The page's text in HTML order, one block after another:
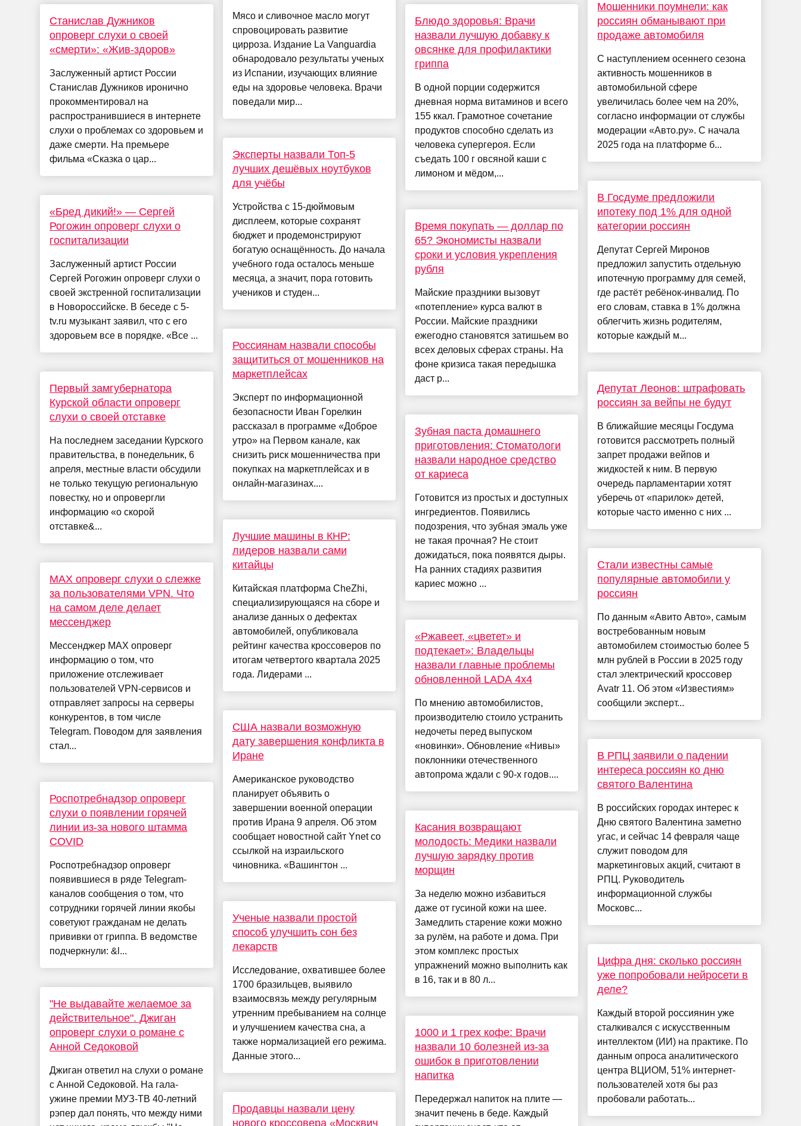
Станислав Дужников
опроверг слухи о своей
«смерти»: «Жив-здоров»
Заслуженный артист России
Станислав Дужников иронично
прокомментировал на
распространившиеся в интернете
слухи о проблемах со здоровьем и
даже смерти. На премьере
фильма «Сказка о цар...
«Бред дикий!» — Сергей
Рогожин опроверг слухи о
госпитализации
Заслуженный артист России
Сергей Рогожин опроверг слухи о
своей экстренной госпитализации
в Новороссийске. В беседе с 5-
tv.ru музыкант заявил, что с его
здоровьем все в порядке. «Все ...
Первый замгубернатора
Курской области опроверг
слухи о своей отставке
На последнем заседании Курского
правительства, в понедельник, 6
апреля, местные власти обсудили
не только текущую региональную
повестку, но и опровергли
информацию «о скорой
отставке&...
MAX опроверг слухи о слежке
за пользователями VPN. Что
на самом деле делает
мессенджер
Мессенджер MAX опроверг
информацию о том, что
приложение отслеживает
пользователей VPN-сервисов и
отправляет запросы на серверы
конкурентов, в том числе
Telegram. Поводом для заявления
стал...
Роспотребнадзор опроверг
слухи о появлении горячей
линии из-за нового штамма
COVID
Роспотребнадзор опроверг
появившиеся в ряде Telegram-
каналов сообщения о том, что
сотрудники горячей линии якобы
советуют гражданам не делать
прививки от гриппа. В ведомстве
подчеркнули: &l...
"Не выдавайте желаемое за
действительное". Джиган
опроверг слухи о романе с
Анной Седоковой
Джиган ответил на слухи о романе
с Анной Седоковой. На гала-
ужине премии МУЗ-ТВ 40-летний
рэпер дал понять, что между ними
Мясо и сливочное масло могут
спровоцировать развитие
цирроза. Издание La Vanguardia
обнародовало результаты ученых
из Испании, изучающих влияние
еды на здоровье человека. Врачи
поведали мир...
Эксперты назвали Топ-5
лучших дешёвых ноутбуков
для учёбы
Устройства с 15-дюймовым
дисплеем, которые сохранят
бюджет и продемонстрируют
богатую оснащённость. До начала
учебного года осталось меньше
месяца, а значит, пора готовить
учеников и студен...
Россиянам назвали способы
защититься от мошенников на
маркетплейсах
Эксперт по информационной
безопасности Иван Горелкин
рассказал в программе «Доброе
утро» на Первом канале, как
снизить риск мошенничества при
покупках на маркетплейсах и в
онлайн-магазинах....
Лучшие машины в КНР:
лидеров назвали сами
китайцы
Китайская платформа CheZhi,
специализирующаяся на сборе и
анализе данных о дефектах
автомобилей, опубликовала
рейтинг качества кроссоверов по
итогам четвертого квартала 2025
года. Лидерами ...
США назвали возможную
дату завершения конфликта в
Иране
Американское руководство
планирует объявить о
завершении военной операции
против Ирана 9 апреля. Об этом
сообщает новостной сайт Ynet со
ссылкой на израильского
чиновника. «Вашингтон ...
Ученые назвали простой
способ улучшить сон без
лекарств
Исследование, охватившее более
1700 бразильцев, выявило
взаимосвязь между регулярным
утренним пребыванием на солнце
и улучшением качества сна, а
также нормализацией его режима.
Данные этого...
Продавцы назвали цену
нового кроссовера «Москвич
Блюдо здоровья: Врачи
назвали лучшую добавку к
овсянке для профилактики
гриппа
В одной порции содержится
дневная норма витаминов и всего
155 ккал. Грамотное сочетание
продуктов способно сделать из
человека супергероя. Если
съедать 100 г овсяной каши с
лимоном и мёдом,...
Время покупать — доллар по
65? Экономисты назвали
сроки и условия укрепления
рубля
Майские праздники вызовут
«потепление» курса валют в
России. Майские праздники
ежегодно становятся затишьем во
всех деловых сферах страны. На
фоне кризиса такая передышка
даст р...
Зубная паста домашнего
приготовления: Стоматологи
назвали народное средство
от кариеса
Готовится из простых и доступных
ингредиентов. Появились
подозрения, что зубная эмаль уже
не такая прочная? Не стоит
дожидаться, пока появятся дыры.
На ранних стадиях развития
кариес можно ...
«Ржавеет, «цветет» и
подтекает»: Владельцы
назвали главные проблемы
обновленной LADA 4x4
По мнению автомобилистов,
производителю стоило устранить
недочеты перед выпуском
«новинки». Обновление «Нивы»
поклонники отечественного
автопрома ждали с 90-х годов....
Касания возвращают
молодость: Медики назвали
лучшую зарядку против
морщин
За неделю можно избавиться
даже от гусиной кожи на шее.
Замедлить старение кожи можно
за рулём, на работе и дома. При
этом комплекс простых
упражнений можно выполнить как
в 16, так и в 80 л...
1000 и 1 грех кофе: Врачи
назвали 10 болезней из-за
ошибок в приготовлении
напитка
Передержал напиток на плите —
значит печень в беде. Каждый
Мошенники поумнели: как
россиян обманывают при
продаже автомобиля
С наступлением осеннего сезона
активность мошенников в
автомобильной сфере
увеличилась более чем на 20%,
согласно информации от службы
модерации «Авто.ру». С начала
2025 года на платформе б...
В Госдуме предложили
ипотеку под 1% для одной
категории россиян
Депутат Сергей Миронов
предложил запустить отдельную
ипотечную программу для семей,
где растёт ребёнок-инвалид. По
его словам, ставка в 1% должна
облегчить жизнь родителям,
которые каждый м...
Депутат Леонов: штрафовать
россиян за вейпы не будут
В ближайшие месяцы Госдума
готовится рассмотреть полный
запрет продажи вейпов и
жидкостей к ним. В первую
очередь парламентарии хотят
уберечь от «парилок» детей,
которые часто именно с них ...
Стали известны самые
популярные автомобили у
россиян
По данным «Авито Авто», самым
востребованным новым
автомобилем стоимостью более 5
млн рублей в России в 2025 году
стал электрический кроссовер
Avatr 11. Об этом «Известиям»
сообщили эксперт...
В РПЦ заявили о падении
интереса россиян ко дню
святого Валентина
В российских городах интерес к
Дню святого Валентина заметно
угас, и сейчас 14 февраля чаще
служит поводом для
маркетинговых акций, считают в
РПЦ. Руководитель
информационной службы
Московс...
Цифра дня: сколько россиян
уже попробовали нейросети в
деле?
Каждый второй россиянин уже
сталкивался с искусственным
интеллектом (ИИ) на практике. По
данным опроса аналитического
центра ВЦИОМ, 51% интернет-
пользователей хотя бы раз
пробовали работать...